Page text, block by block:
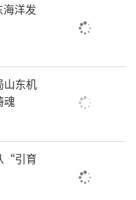
货节奏有所加快，
签面积58万㎡，
增长10%。曹晶
依旧较浓,除中心
可外，多数旧规
间（10月1日至8
均成交0.81万平
4%。
洋发
山东机
“引育